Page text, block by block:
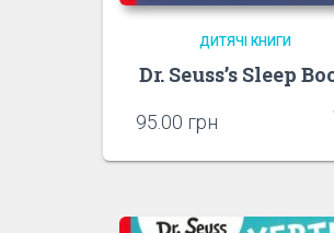
ДИТЯЧІ КНИГИ
Dr. Seuss’s Sleep
95.00 грн